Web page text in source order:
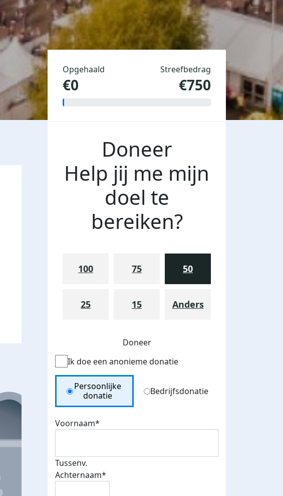
Opgehaald
€0
Streefbedrag
€750
Doneer
Help jij me mijn
doel te
bereiken?
100 75 50
25 15 Anders
Doneer
Ik doe een anonieme donatie
Donation Type
Persoonlijke
donatie
Bedrijfsdonatie
Voornaam*
Tussenv.
Achternaam*